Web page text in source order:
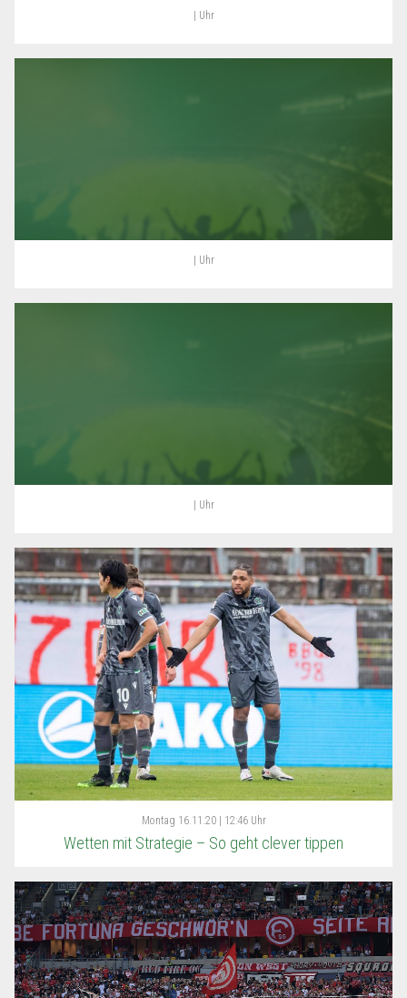
| Uhr
| Uhr
| Uhr
Montag 16.11.20 | 12:46 Uhr
Wetten mit Strategie – So geht clever tippen